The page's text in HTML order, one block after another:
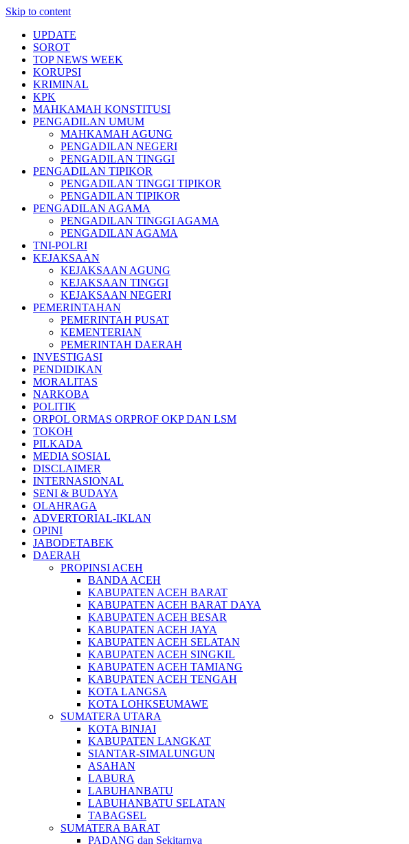
Skip to content
UPDATE
SOROT
TOP NEWS WEEK
KORUPSI
KRIMINAL
KPK
MAHKAMAH KONSTITUSI
PENGADILAN UMUM
MAHKAMAH AGUNG
PENGADILAN NEGERI
PENGADILAN TINGGI
PENGADILAN TIPIKOR
PENGADILAN TINGGI TIPIKOR
PENGADILAN TIPIKOR
PENGADILAN AGAMA
PENGADILAN TINGGI AGAMA
PENGADILAN AGAMA
TNI-POLRI
KEJAKSAAN
KEJAKSAAN AGUNG
KEJAKSAAN TINGGI
KEJAKSAAN NEGERI
PEMERINTAHAN
PEMERINTAH PUSAT
KEMENTERIAN
PEMERINTAH DAERAH
INVESTIGASI
PENDIDIKAN
MORALITAS
NARKOBA
POLITIK
ORPOL ORMAS ORPROF OKP DAN LSM
TOKOH
PILKADA
MEDIA SOSIAL
DISCLAIMER
INTERNASIONAL
SENI & BUDAYA
OLAHRAGA
ADVERTORIAL-IKLAN
OPINI
JABODETABEK
DAERAH
PROPINSI ACEH
BANDA ACEH
KABUPATEN ACEH BARAT
KABUPATEN ACEH BARAT DAYA
KABUPATEN ACEH BESAR
KABUPATEN ACEH JAYA
KABUPATEN ACEH SELATAN
KABUPATEN ACEH SINGKIL
KABUPATEN ACEH TAMIANG
KABUPATEN ACEH TENGAH
KOTA LANGSA
KOTA LOHKSEUMAWE
SUMATERA UTARA
KOTA BINJAI
KABUPATEN LANGKAT
SIANTAR-SIMALUNGUN
ASAHAN
LABURA
LABUHANBATU
LABUHANBATU SELATAN
TABAGSEL
SUMATERA BARAT
PADANG dan Sekitarnya